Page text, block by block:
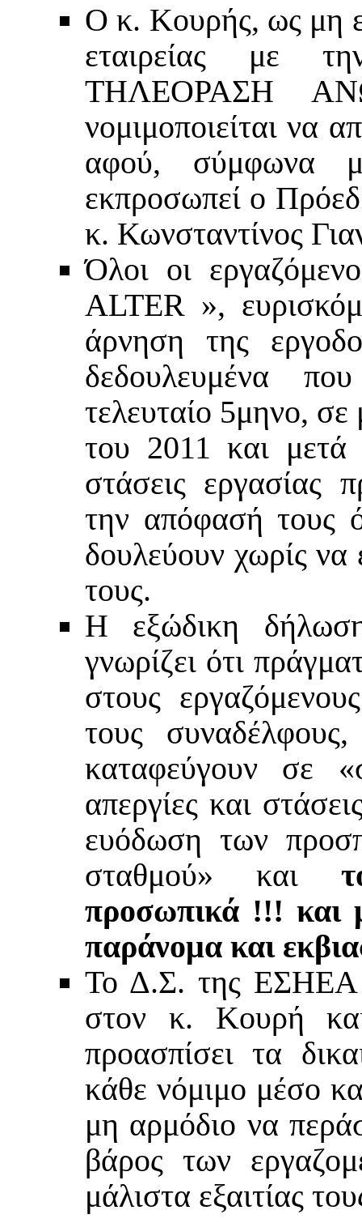
Ο κ. Κουρής, ως μη
εταιρείας με
ΤΗΛΕΟΡΑΣΗ
νομιμοποιείται να
αφού, σύμφωνα
εκπροσωπεί ο
κ. Κωνσταντίνος
Όλοι οι
ALTER »,
άρνηση της
δεδουλευμένα
τελευταίο 5μηνο, σε
του 2011 και
στάσεις εργασίας
την απόφασή τους
δουλεύουν χωρίς να
τους.
Η εξώδικη
γνωρίζει ότι
στους
τους
καταφεύγουν σε
απεργίες και
ευόδωση των
σταθμού» και
προσωπικά !!! και
παράνομα και
Το Δ.Σ. της ΕΣΗΕΑ
στον κ. Κουρή
προασπίσει τα
κάθε νόμιμο μέσο
μη αρμόδιο να
βάρος των
μάλιστα εξαιτίας